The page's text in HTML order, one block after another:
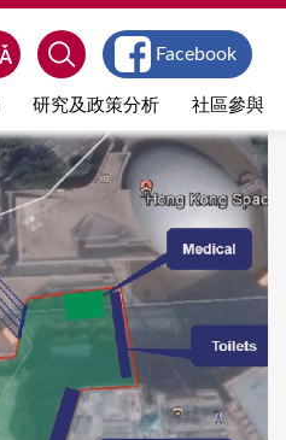
研究及政策分析 社區參與
Facebook